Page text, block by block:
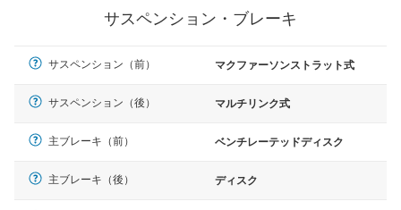
サスペンション・ブレーキ
サスペンション（前） マクファーソンストラット式
サスペンション（後） マルチリンク式
主ブレーキ（前） ベンチレーテッドディスク
主ブレーキ（後） ディスク